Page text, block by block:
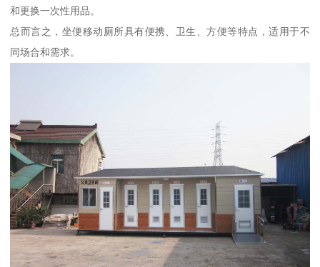
和更换一次性用品。
总而言之，坐便移动厕所具有便携、卫生、方便等特点，适用于不
同场合和需求。